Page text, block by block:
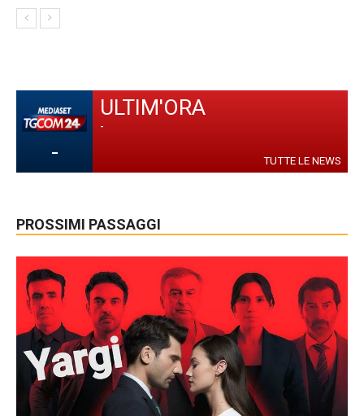
-
ULTIM'ORA
-
TUTTE LE NEWS
PROSSIMI PASSAGGI